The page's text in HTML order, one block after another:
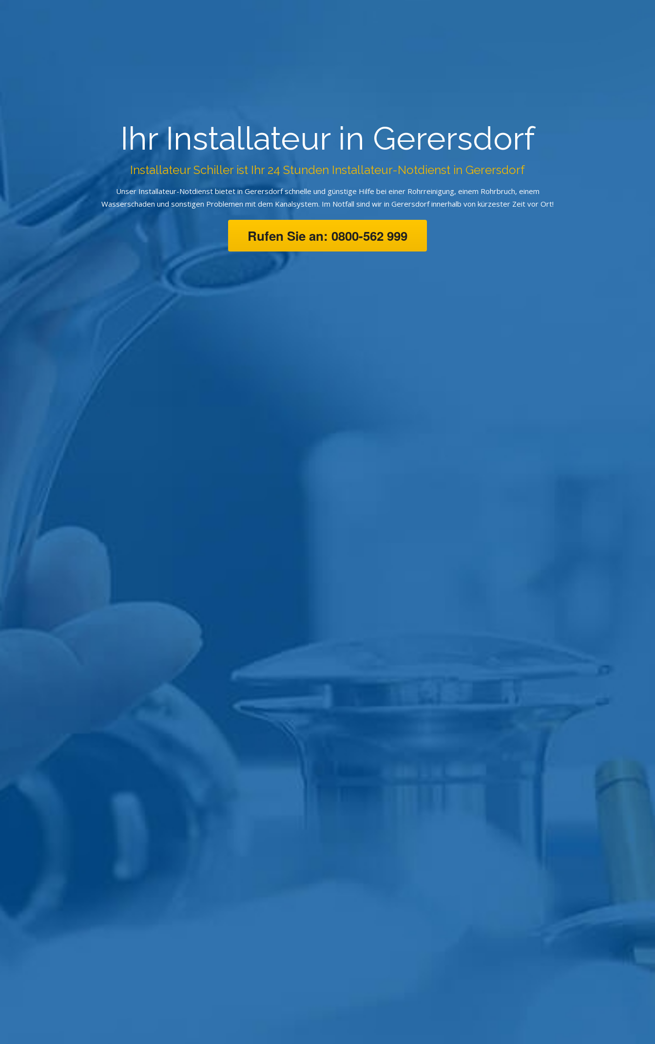
Ihr Installateur in Gerersdorf
Installateur Schiller ist Ihr 24 Stunden Installateur-Notdienst in Gerersdorf
Unser Installateur-Notdienst bietet in Gerersdorf schnelle und günstige Hilfe bei einer Rohrreinigung, einem Rohrbruch, einem
Wasserschaden und sonstigen Problemen mit dem Kanalsystem. Im Notfall sind wir in Gerersdorf innerhalb von kürzester Zeit vor Ort!
Rufen Sie an: 0800-562 999